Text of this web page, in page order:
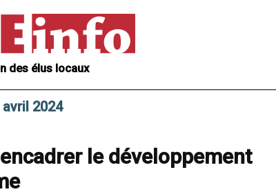
des élus locaux
2024
le développement